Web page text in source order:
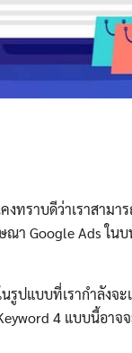
ทราบดีว่าเราสามา
า Google Ads ใน
รูปแบบที่เรากำลังจ
4 แบบนี้อา